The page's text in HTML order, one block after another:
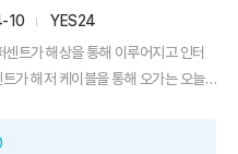
10
YES24
트가 해상을 통해 이루어지고 인터
가 해저 케이블을 통해 오가는 오늘
결〉은 지금 바다에서 진행 중이다.따